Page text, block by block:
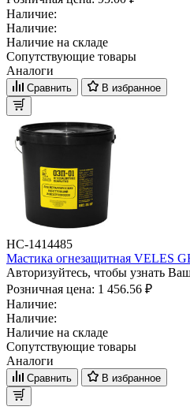
Наличие:
Наличие:
Наличие на складе
Сопутствующие товары
Аналоги
Сравнить В избранное
НС-1414485
Мастика огнезащитная VELES
Авторизуйтесь, чтобы узнать
Розничная цена: 1 456.56 ₽
Наличие:
Наличие:
Наличие на складе
Сопутствующие товары
Аналоги
Сравнить В избранное